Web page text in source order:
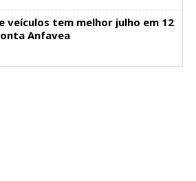
veículos tem melhor julho em 12
Anfavea